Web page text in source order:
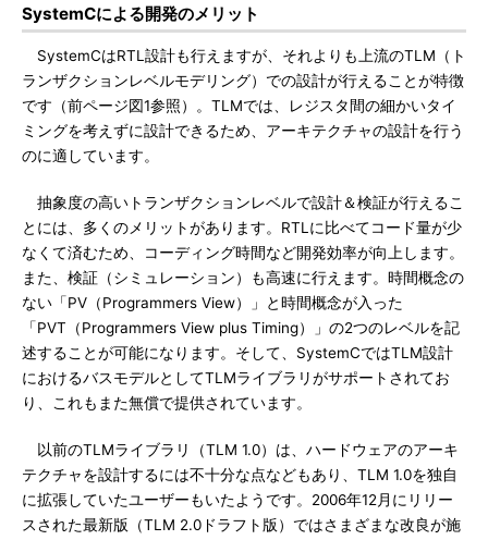
SystemCによる開発のメリット
SystemCはRTL設計も行えますが、それよりも上流のTLM（ト
ランザクションレベルモデリング）での設計が行えることが特徴
です（前ページ図1参照）。TLMでは、レジスタ間の細かいタイ
ミングを考えずに設計できるため、アーキテクチャの設計を行う
のに適しています。
抽象度の高いトランザクションレベルで設計＆検証が行えるこ
とには、多くのメリットがあります。RTLに比べてコード量が少
なくて済むため、コーディング時間など開発効率が向上します。
また、検証（シミュレーション）も高速に行えます。時間概念の
ない「PV（Programmers View）」と時間概念が入った
「PVT（Programmers View plus Timing）」の2つのレベルを記
述することが可能になります。そして、SystemCではTLM設計
におけるバスモデルとしてTLMライブラリがサポートされてお
り、これもまた無償で提供されています。
以前のTLMライブラリ（TLM 1.0）は、ハードウェアのアーキ
テクチャを設計するには不十分な点などもあり、TLM 1.0を独自
に拡張していたユーザーもいたようです。2006年12月にリリー
スされた最新版（TLM 2.0ドラフト版）ではさまざまな改良が施